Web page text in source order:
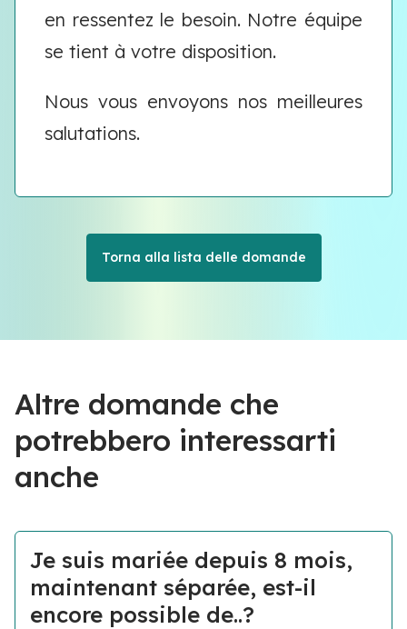
en ressentez le besoin. Notre équipe
se tient à votre disposition.
Nous vous envoyons nos meilleures
salutations.
Torna alla lista delle domande
Altre domande che
potrebbero interessarti
anche
Je suis mariée depuis 8 mois,
maintenant séparée, est-il
encore possible de..?